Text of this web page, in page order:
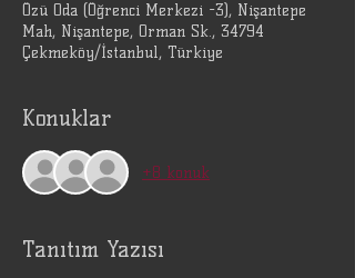
Özü Oda (Öğrenci Merkezi -3), Nişantepe
Mah, Nişantepe, Orman Sk., 34794
Çekmeköy/İstanbul, Türkiye
Konuklar
+8 konuk
Tanıtım Yazısı